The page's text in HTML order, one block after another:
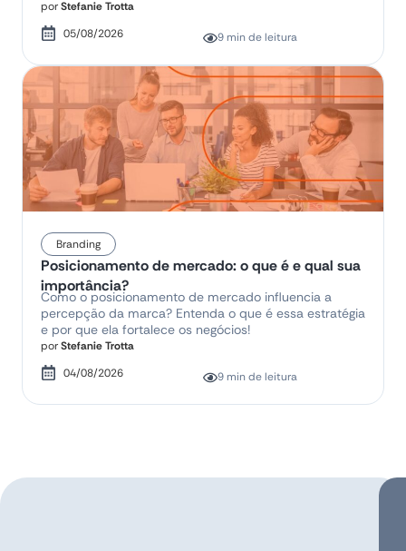
porStefanie Trotta
05/08/2026
9 min de leitura
Branding
Posicionamento de mercado: o que é e qual sua
importância?
Como o posicionamento de mercado influencia a
percepção da marca? Entenda o que é essa estratégia
e por que ela fortalece os negócios!
porStefanie Trotta
04/08/2026
9 min de leitura